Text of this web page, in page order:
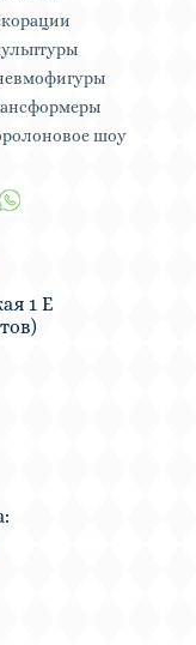
шоу
1 Е